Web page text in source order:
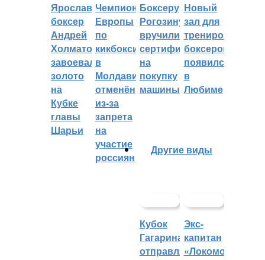
Ярославский
боксер
Андрей
Холматов
завоевал
золото
на
Кубке
главы
Шарьи
Чемпионат
Европы
по
кикбоксингу
в
Молдавии
отменён
из-за
запрета
на
участие
россиян
Боксеру
Рогозину
вручили
сертификат
на
покупку
машины
Новый
зал для
тренировок
боксеров
появился
в
Любиме
Другие виды
Кубок
Гагарина
отправляется
Экс-
капитан
«Локомотива»